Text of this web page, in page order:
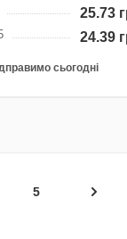
25.73
24.39
сьогодні
5